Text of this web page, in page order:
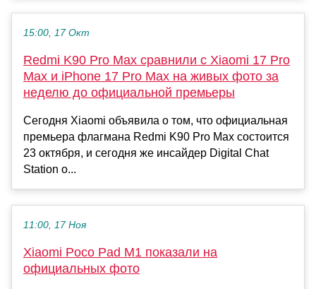
15:00, 17 Окт
Redmi K90 Pro Max сравнили с Xiaomi 17 Pro
Max и iPhone 17 Pro Max на живых фото за
неделю до официальной премьеры
Сегодня Xiaomi объявила о том, что официальная
премьера флагмана Redmi K90 Pro Max состоится
23 октября, и сегодня же инсайдер Digital Chat
Station о...
11:00, 17 Ноя
Xiaomi Poco Pad M1 показали на
официальных фото